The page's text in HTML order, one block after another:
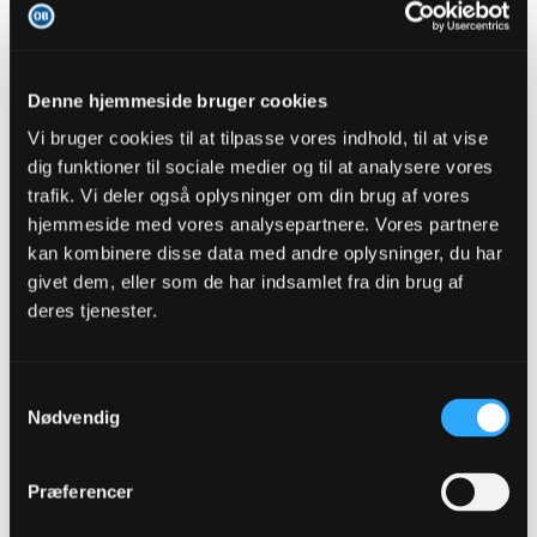
Denne hjemmeside bruger cookies
Vi bruger cookies til at tilpasse vores indhold, til at vise
dig funktioner til sociale medier og til at analysere vores
trafik. Vi deler også oplysninger om din brug af vores
hjemmeside med vores analysepartnere. Vores partnere
kan kombinere disse data med andre oplysninger, du har
givet dem, eller som de har indsamlet fra din brug af
deres tjenester.
Nødvendig
Præferencer
Likes 1
Online
Oprettet: Jun 2014 Indlæg: 6914
#1639
05-03-2024, 19:02
Oprindeligt indsendt af mhbp
bed jeg også lidt mærke i. Især omkring Bernat >< Myhra,
selv om HC gjorde det bedre i efteråret, så stod man stadig i
en situation hvor han har udløb til sommer - og har han været
så god at man vil forlænge og satse på ham som sikker 1
Stadig meget tidligt - men Myhra virker på mig som en stabil